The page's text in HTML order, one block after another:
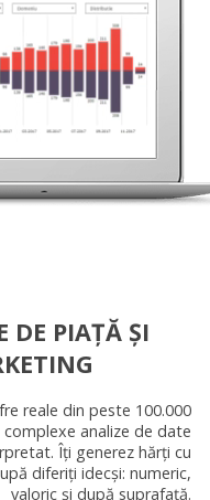
DE PIAȚĂ ȘI
reale din peste 100.000
complexe analize de date
Îți generez hărți cu
diferiți idecși: numeric,
valoric și după suprafață.